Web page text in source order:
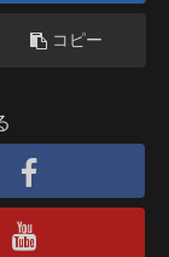
コピー